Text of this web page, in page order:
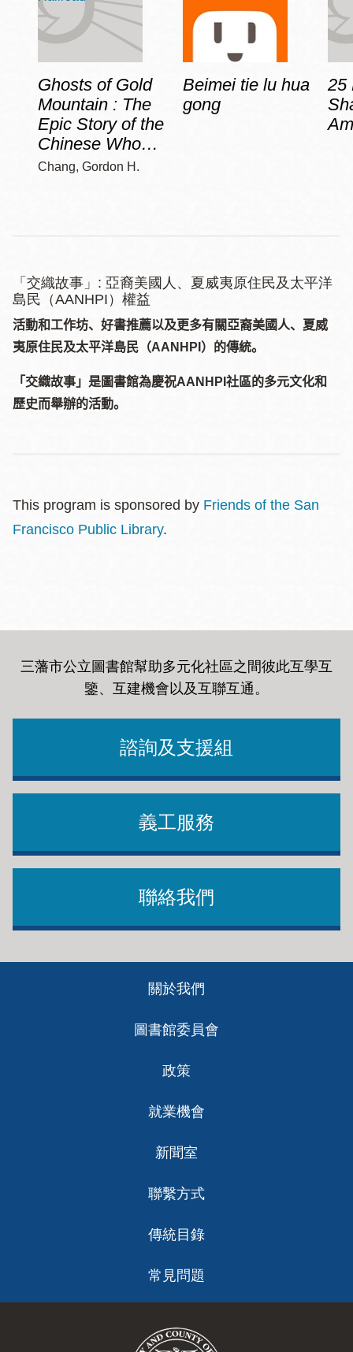
Ghosts of Gold
Mountain : The
Epic Story of the
Chinese Who…
Chang, Gordon H.
Beimei tie lu hua
gong
25
「交織故事」: 亞裔美國人、夏威夷原住民及太平洋
島民（AANHPI）權益
活動和工作坊、好書推薦以及更多有關亞裔美國人、夏威
夷原住民及太平洋島民（AANHPI ）的傳統。
「交織故事」是圖書館為慶祝AANHPI 社區的多元文化和
歷史而舉辦的活動。
This program is sponsored by Friends of the San
Francisco Public Library.
三藩市公立圖書館幫助多元化社區之間彼此互學互
鑒、互建機會以及互聯互通。
諮詢及支援組
義工服務
聯絡我們
關於我們
圖書館委員會
政策
就業機會
新聞室
聯繫方式
傳統目錄
常見問題